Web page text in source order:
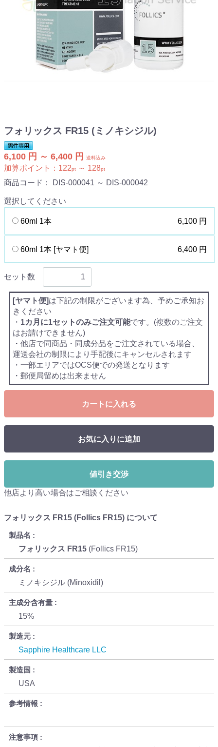
フォリックス FR15 (ミノキシジル)
6,100 円 ～ 6,400 円 送料込み
加算ポイント： 122pt ～ 128pt
商品コード： DIS-000041 ～ DIS-000042
選択してください
60ml 1本 6,100 円
60ml 1本 [ヤマト便] 6,400 円
セット数
[ヤマト便]は下記の制限がございます為、予めご承知お
きください
・ 1カ月に1セットのみご注文可能です。(複数のご注文
はお請けできません)
・他店で同商品・同成分品をご注文されている場合、
運送会社の制限により手配後にキャンセルされます
・一部エリアではOCS便での発送となります
・郵便局留めは出来ません
カートに入れる
お気に入りに追加
値引き交渉
他店より高い場合はご相談ください
フォリックス FR15 (Follics FR15) について
製品名
フォリックス FR15 (Follics FR15)
成分名
ミノキシジル (Minoxidil)
主成分含有量
15%
製造元
Sapphire Healthcare LLC
製造国
USA
参考情報
注意事項